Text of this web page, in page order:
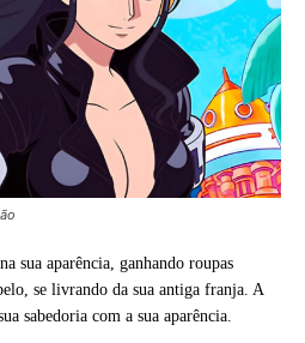
sua aparência, ganhando roupas
se livrando da sua antiga franja. A
sabedoria com a sua aparência.